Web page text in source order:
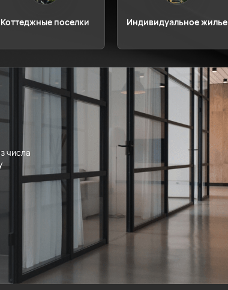
Коттеджные поселки Индивидуальное жилье
числа